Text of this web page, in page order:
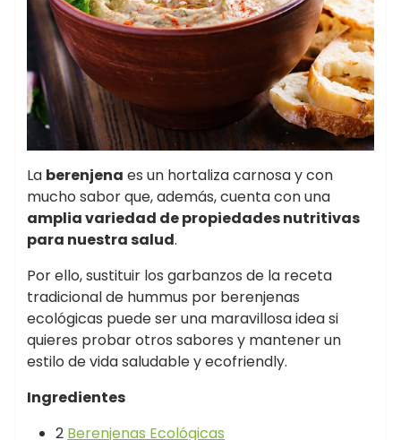
La berenjena es un hortaliza carnosa y con
mucho sabor que, además, cuenta con una
amplia variedad de propiedades nutritivas
para nuestra salud.
Por ello, sustituir los garbanzos de la receta
tradicional de hummus por berenjenas
ecológicas puede ser una maravillosa idea si
quieres probar otros sabores y mantener un
estilo de vida saludable y ecofriendly.
Ingredientes
2 Berenjenas Ecológicas